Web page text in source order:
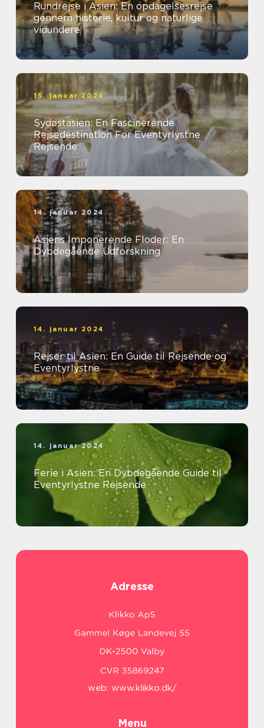
Rundrejse i Asien: En opdagelsesrejse
gennem historie, kultur og naturlige
vidundere
15. januar 2024
Sydøstasien: En Fascinerende
Rejsedestination For Eventyrlystne
Rejsende
14. januar 2024
Asiens Imponerende Floder: En
Dybdegående Udforskning
14. januar 2024
Rejser til Asien: En Guide til Rejsende og
Eventyrlystne
14. januar 2024
Ferie i Asien: En Dybdegående Guide til
Eventyrlystne Rejsende
Adresse
web: www.klikko.dk/
Menu